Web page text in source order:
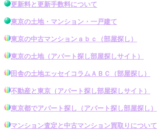
更新料と更新手数料について
東京の土地・マンション・一戸建て
東京の中古マンション ａｂｃ（部屋探し ）
東京の土地（アパート探し部屋探しサイト）
田舎の土地エッセイコラムＡＢＣ（部屋探し ）
不動産と東京 （アパート探し部屋探しサイト）
東京都でアパート探し （アパート探し部屋探し ）
マンション査定と中古マンション買取りについて